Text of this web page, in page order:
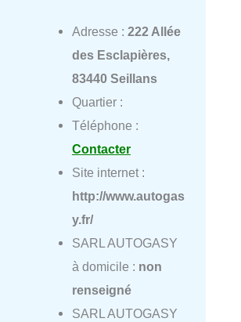
Adresse : 222 Allée
des Esclapières,
83440 Seillans
Quartier :
Téléphone :
Contacter
Site internet :
http://www.autogas
y.fr/
SARL AUTOGASY
à domicile : non
renseigné
SARL AUTOGASY